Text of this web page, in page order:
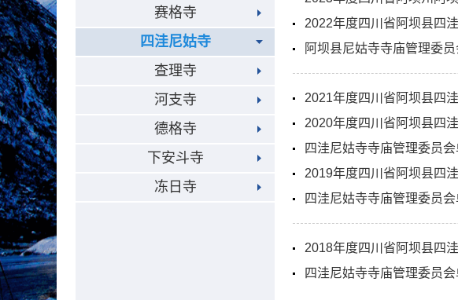
赛格寺
四洼尼姑寺
查理寺
河支寺
德格寺
下安斗寺
冻日寺
2022年度四川省阿坝县四
阿坝县尼姑寺寺庙管理委
2021年度四川省阿坝县四
2020年度四川省阿坝县四
四洼尼姑寺寺庙管理委员
2019年度四川省阿坝县四
四洼尼姑寺寺庙管理委员
2018年度四川省阿坝县四
四洼尼姑寺寺庙管理委员